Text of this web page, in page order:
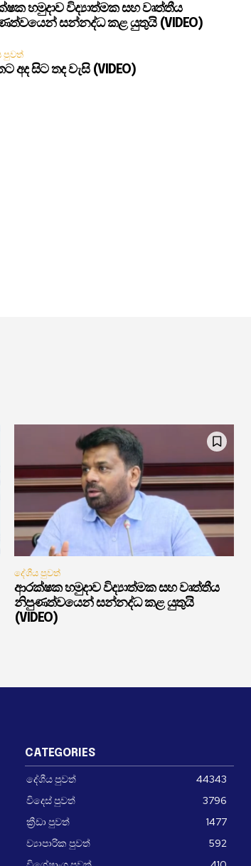
හමුදාව විද්‍යාත්මක සහ වෘත්තීය
සන්නද්ධ කළ යුතුයි (VIDEO)
පුවත්
අද සිට තද වැසි (VIDEO)
දේශීය පුවත්
ආරක්ෂක හමුදාව විද්‍යාත්මක සහ වෘත්තීය
නිපුණත්වයෙන් සන්නද්ධ කළ යුතුයි
(VIDEO)
CATEGORIES
දේශීය පුවත්
44343
විදෙස් පුවත්
3796
ක්‍රීඩා පුවත්
1477
ව්‍යාපාරික පුවත්
592